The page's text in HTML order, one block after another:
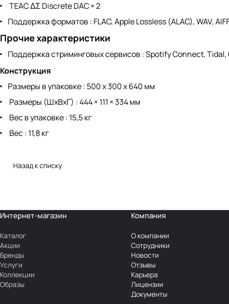
TEAC ΔΣ Discrete DAC × 2
Поддержка форматов : FLAC, Apple Lossless (ALAC), WAV,
Прочие характеристики
Поддержка стриминговых сервисов : Spotify Connect, Tidal,
Конструкция
Размеры в упаковке : 500 х 300 х 640 мм
Размеры (ШхВхГ) : 444 × 111 × 334 мм
Вес в упаковке : 15,5 кг
Вес : 11,8 кг
Назад к списку
Интернет-магазин
Каталог
Акции
Бренды
Услуги
Коллекции
Образы
Компания
О компании
Сотрудники
Новости
Отзывы
Карьера
Лицензии
Документы